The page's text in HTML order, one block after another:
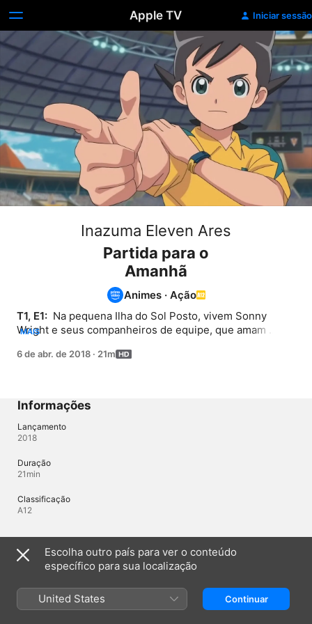
Apple TV Iniciar sessão
Inazuma Eleven Ares
Partida para o
Amanhã
Animes · Ação
T1, E1: Na pequena Ilha do Sol Posto, vivem Sonny
Wright e seus companheiros de equipe, que amam
Sonny descobre que seu clube de futebol será
MAIS
6 de abr. de 2018 · 21m
Informações
Lançamento
2018
Duração
21min
Classificação
A12
Idiomas
Áudio original
Áudio
Escolha outro país para ver o conteúdo
específico para sua localização
United States Continuar